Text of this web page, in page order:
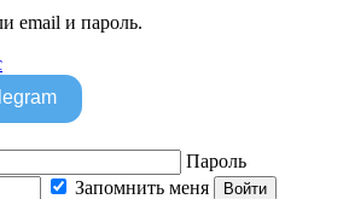
email и пароль.
Пароль
Запомнить меня
Войти